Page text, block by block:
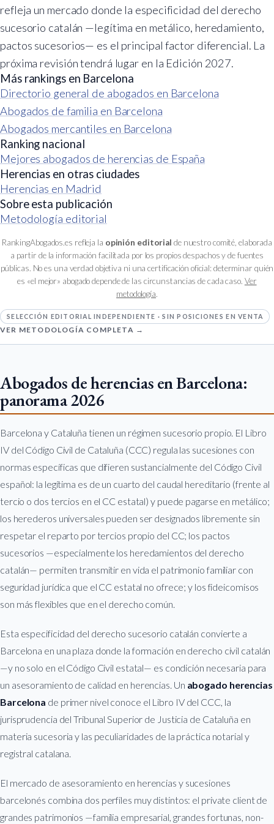
refleja un mercado donde la especificidad del derecho
sucesorio catalán —legítima en metálico, heredamiento,
pactos sucesorios— es el principal factor diferencial. La
próxima revisión tendrá lugar en la Edición 2027.
Más rankings en Barcelona
Directorio general de abogados en Barcelona
Abogados de familia en Barcelona
Abogados mercantiles en Barcelona
Ranking nacional
Mejores abogados de herencias de España
Herencias en otras ciudades
Herencias en Madrid
Sobre esta publicación
Metodología editorial
RankingAbogados.es refleja la opinión editorial de nuestro comité, elaborada
a partir de la información facilitada por los propios despachos y de fuentes
públicas. No es una verdad objetiva ni una certificación oficial: determinar quién
es «el mejor» abogado depende de las circunstancias de cada caso. Ver
metodología.
SELECCIÓN EDITORIAL INDEPENDIENTE · SIN POSICIONES EN VENTA
VER METODOLOGÍA COMPLETA →
Abogados de herencias en Barcelona:
panorama 2026
Barcelona y Cataluña tienen un régimen sucesorio propio. El Libro
IV del Código Civil de Cataluña (CCC) regula las sucesiones con
normas específicas que difieren sustancialmente del Código Civil
español: la legítima es de un cuarto del caudal hereditario (frente al
tercio o dos tercios en el CC estatal) y puede pagarse en metálico;
los herederos universales pueden ser designados libremente sin
respetar el reparto por tercios propio del CC; los pactos
sucesorios —especialmente los heredamientos del derecho
catalán— permiten transmitir en vida el patrimonio familiar con
seguridad jurídica que el CC estatal no ofrece; y los fideicomisos
son más flexibles que en el derecho común.
Esta especificidad del derecho sucesorio catalán convierte a
Barcelona en una plaza donde la formación en derecho civil catalán
—y no solo en el Código Civil estatal— es condición necesaria para
un asesoramiento de calidad en herencias. Un abogado herencias
Barcelona de primer nivel conoce el Libro IV del CCC, la
jurisprudencia del Tribunal Superior de Justicia de Cataluña en
materia sucesoria y las peculiaridades de la práctica notarial y
registral catalana.
El mercado de asesoramiento en herencias y sucesiones
barcelonés combina dos perfiles muy distintos: el private client de
grandes patrimonios —familia empresarial, grandes fortunas, non-